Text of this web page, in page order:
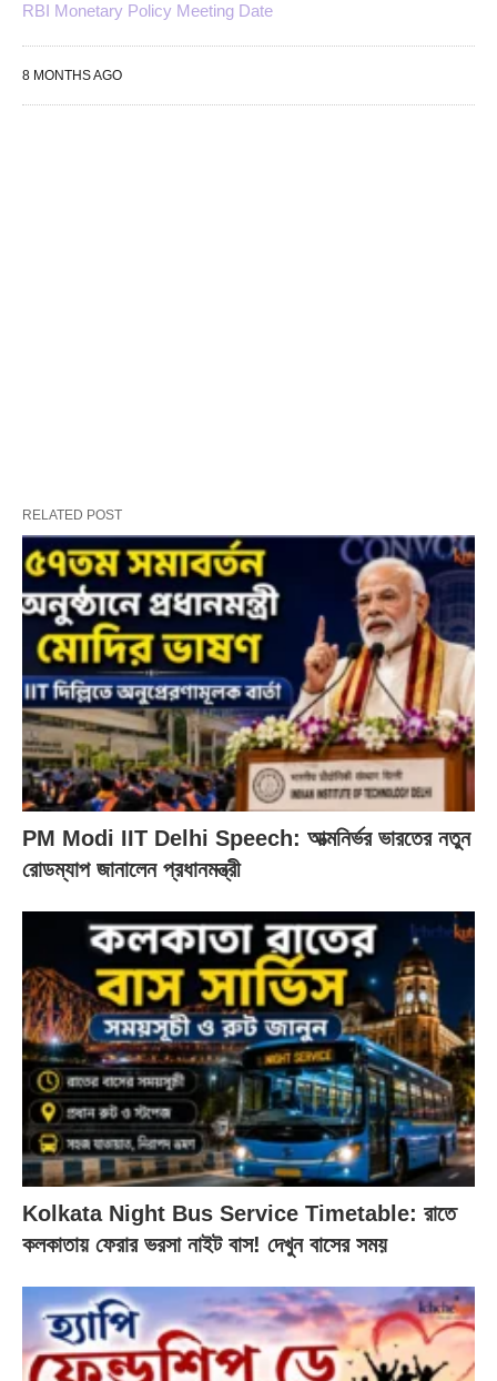
RBI Monetary Policy Meeting Date
8 MONTHS AGO
RELATED POST
PM Modi IIT Delhi Speech: আত্মনির্ভর ভারতের নতুন
রোডম্যাপ জানালেন প্রধানমন্ত্রী
Kolkata Night Bus Service Timetable: রাতে
কলকাতায় ফেরার ভরসা নাইট বাস! দেখুন বাসের সময়